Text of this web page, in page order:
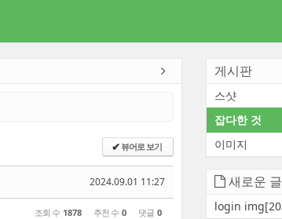
✔뷰어로 보기
2024.09.01 11:27
조회 수 1878 추천 수 0 댓글 0
게시판
스샷
잡다한 것
이미지
새로운 글